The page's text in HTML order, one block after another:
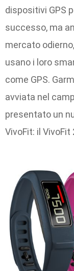
dispositivi GPS
successo, ma
mercato
usano i loro
come GPS.
avviata nel
presentato un
VivoFit: il VivoFit